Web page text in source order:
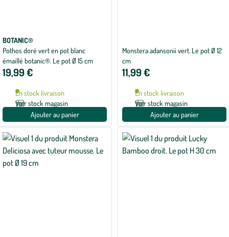
BOTANIC®
Pothos doré vert en pot blanc
émaillé botanic®. Le pot Ø 15 cm
19,99 €
En stock livraison
Voir stock magasin
Ajouter au panier
Monstera adansonii vert. Le pot Ø 12
cm
11,99 €
En stock livraison
Voir stock magasin
Ajouter au panier